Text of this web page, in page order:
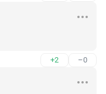
+2 –0